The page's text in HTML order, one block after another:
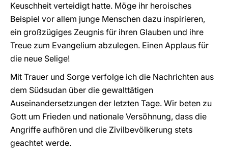
Keuschheit verteidigt hatte. Möge ihr heroisches
Beispiel vor allem junge Menschen dazu inspirieren,
ein großzügiges Zeugnis für ihren Glauben und ihre
Treue zum Evangelium abzulegen. Einen Applaus für
die neue Selige!
Mit Trauer und Sorge verfolge ich die Nachrichten aus
dem Südsudan über die gewalttätigen
Auseinandersetzungen der letzten Tage. Wir beten zu
Gott um Frieden und nationale Versöhnung, dass die
Angriffe aufhören und die Zivilbevölkerung stets
geachtet werde.